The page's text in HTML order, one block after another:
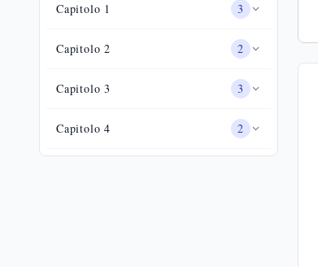
Capitolo 1 3
Capitolo2 2
Capitolo3 3
Capitolo4 2